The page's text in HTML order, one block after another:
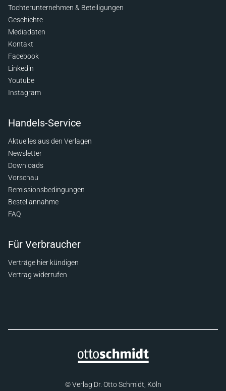
Tochterunternehmen & Beteiligungen
Geschichte
Mediadaten
Kontakt
Facebook
Linkedin
Youtube
Instagram
Handels-Service
Aktuelles aus den Verlagen
Newsletter
Downloads
Vorschau
Remissionsbedingungen
Bestellannahme
FAQ
Für Verbraucher
Verträge hier kündigen
Vertrag widerrufen
© Verlag Dr. Otto Schmidt, Köln